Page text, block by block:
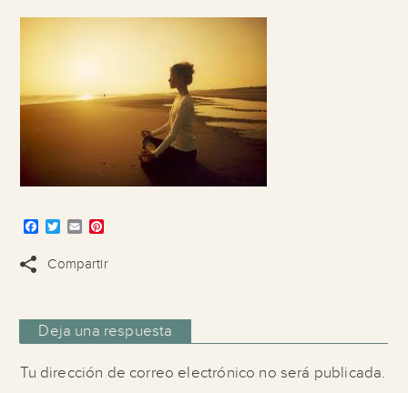
Facebook
Twitter
Email
Compartir
Deja una respuesta
Tu dirección de correo electrónico no será publicada.